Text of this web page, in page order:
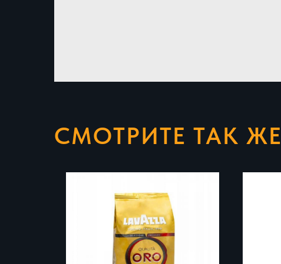
СМОТРИТЕ ТАК ЖЕ